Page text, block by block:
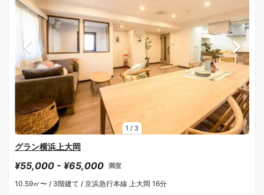
1 / 3
グラン横浜上大岡
¥55,000 - ¥65,000 満室
10.59㎡〜 / 3階建て / 京浜急行本線 上大岡 16分